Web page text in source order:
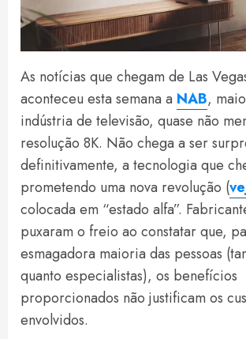
As notícias que chegam de Las
aconteceu esta semana a NAB,
indústria de televisão, quase não
resolução 8K. Não chega a ser
definitivamente, a tecnologia que
prometendo uma nova revolução (
colocada em “estado alfa”.
puxaram o freio ao constatar que,
esmagadora maioria das pessoas
quanto especialistas), os benefícios
proporcionados não justificam os
envolvidos.